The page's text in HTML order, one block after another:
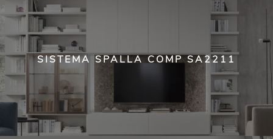
SISTEMA SPALLA COMP SA2211